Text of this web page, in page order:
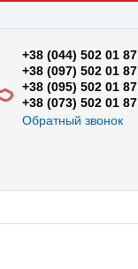
+38 (044) 502 01 87
+38 (097) 502 01 87
+38 (095) 502 01 87
+38 (073) 502 01 87
Обратный звонок